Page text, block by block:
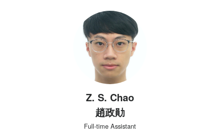
Z. S. Chao
趙政勛
Full-time Assistant